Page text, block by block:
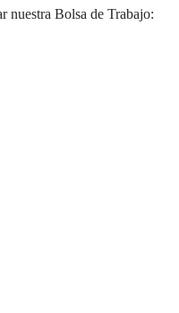
nuestra Bolsa de Trabajo: